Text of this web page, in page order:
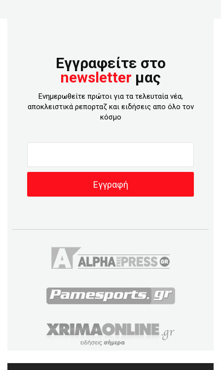
Εγγραφείτε στο
newsletter μας
Ενημερωθείτε πρώτοι για τα τελευταία νέα,
αποκλειστικά ρεπορταζ και ειδήσεις απο όλο τον
κόσμο